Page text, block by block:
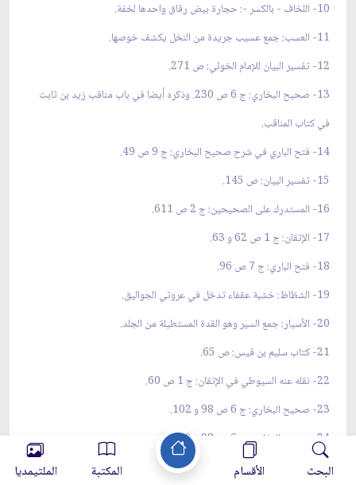
10- اللخاف - بالكسر -: حجارة بيض رقاق واحدها لخفة.
11- العسب: جمع عسيب جريدة من النخل يكشف خوصها.
12- تفسير البيان للإمام الخوئي: ص 271.
13- صحيح البخاري: ج 6 ص 230. وذكره أيضا في باب مناقب زيد بن ثابت
في كتاب المناقب.
14- فتح الباري في شرح صحيح البخاري: ج 9 ص 49.
15- تفسير البيان: ص 145.
16- المستدرك على الصحيحين: ج 2 ص 611.
17- الإتقان: ج 1 ص 62 و 63.
18- فتح الباري: ج 7 ص 96.
19- الشظاظ: خشبة عقفاء تدخل في عروتي الجواليق.
20- الأسيار: جمع السير وهو القدة المستطيلة من الجلد.
21- كتاب سليم بن قيس: ص 65.
22- نقله عنه السيوطي في الإتقان: ج 1 ص 60.
23- صحيح البخاري: ج 6 ص 98 و 102.
24- صحيح البخاري: ج 6 ص 98 و 102.
25- نقله عنه السيوطي في الإتقان: ج 1 ص 60.
البحث الأقسام المكتبة الملتيمديا